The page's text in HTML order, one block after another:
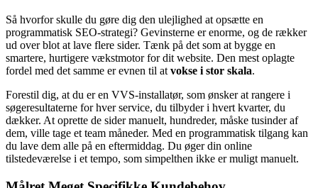
Så hvorfor skulle du gøre dig den ulejlighed at opsætte en
programmatisk SEO-strategi? Gevinsterne er enorme, og de rækker
ud over blot at lave flere sider. Tænk på det som at bygge en
smartere, hurtigere vækstmotor for dit website. Den mest oplagte
fordel med det samme er evnen til atvokse i stor skala.
Forestil dig, at du er en VVS-installatør, som ønsker at rangere i
søgeresultaterne for hver service, du tilbyder i hvert kvarter, du
dækker. At oprette de sider manuelt, hundreder, måske tusinder af
dem, ville tage et team måneder. Med en programmatisk tilgang kan
du lave dem alle på en eftermiddag. Du øger din online
tilstedeværelse i et tempo, som simpelthen ikke er muligt manuelt.